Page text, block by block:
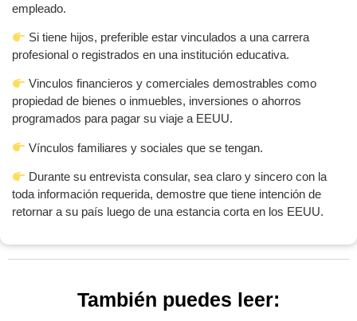
empleado.
Si tiene hijos, preferible estar vinculados a una carrera
profesional o registrados en una institución educativa.
Vinculos financieros y comerciales demostrables como
propiedad de bienes o inmuebles, inversiones o ahorros
programados para pagar su viaje a EEUU.
Vínculos familiares y sociales que se tengan.
Durante su entrevista consular, sea claro y sincero con la
toda información requerida, demostre que tiene intención de
retornar a su país luego de una estancia corta en los EEUU.
También puedes leer: